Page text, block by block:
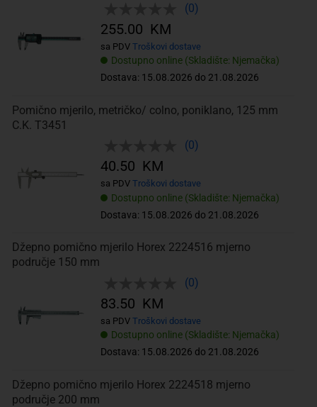
(0)
Dostupno online (Skladište: Njemačka)
Dostava: 15.08.2026 do 21.08.2026
255.00 KM
sa PDV Troškovi dostave
Pomično mjerilo, metričko/ colno, poniklano, 125 mm
C.K. T3451
(0)
Dostupno online (Skladište: Njemačka)
Dostava: 15.08.2026 do 21.08.2026
40.50 KM
sa PDV Troškovi dostave
Džepno pomično mjerilo Horex 2224516 mjerno
područje 150 mm
(0)
Dostupno online (Skladište: Njemačka)
Dostava: 15.08.2026 do 21.08.2026
83.50 KM
sa PDV Troškovi dostave
Džepno pomično mjerilo Horex 2224518 mjerno
područje 200 mm